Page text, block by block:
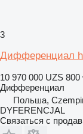
3
Дифференциал
10 970 000 UZS 800
Дифференциал
Польша,
DYFERENCJAL
Связаться с